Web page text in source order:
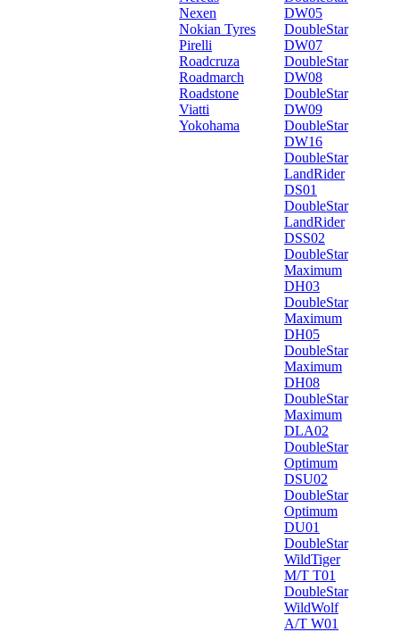
Nexen
Nokian Tyres
Pirelli
Roadcruza
Roadmarch
Roadstone
Viatti
Yokohama
DW05
DoubleStar
DW07
DoubleStar
DW08
DoubleStar
DW09
DoubleStar
DW16
DoubleStar
LandRider
DS01
DoubleStar
LandRider
DSS02
DoubleStar
Maximum
DH03
DoubleStar
Maximum
DH05
DoubleStar
Maximum
DH08
DoubleStar
Maximum
DLA02
DoubleStar
Optimum
DSU02
DoubleStar
Optimum
DU01
DoubleStar
WildTiger
M/T T01
DoubleStar
WildWolf
A/T W01